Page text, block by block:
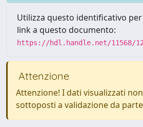
Utilizza questo identificativo
link a questo documento:
https://hdl.handle.net/11568/
Attenzione
Attenzione! I dati visualizzati
sottoposti a validazione da